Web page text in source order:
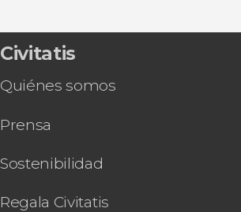
Salto en paracaídas en el Algarve
Tour en 4x4 por Portimão,
Jeep safari por el Algarve
Barco por las cuevas de Benagil +
Pub Crawl ¡Tour de fiesta por
Civitatis
Quiénes somos
Prensa
Sostenibilidad
Regala Civitatis